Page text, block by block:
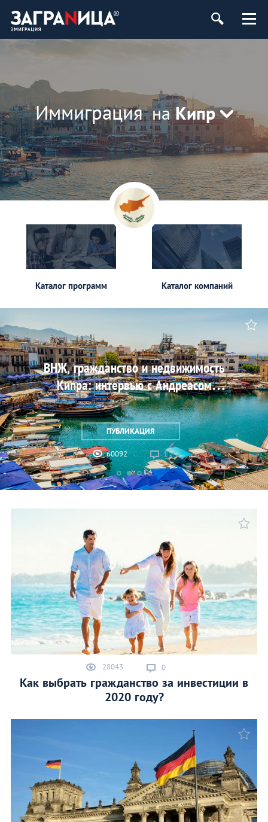
Иммиграция наКипр
Каталог программ Каталог компаний
ВНЖ, гражданство и недвижимость
Кипра: интервью с Андреасом
Сантисом, директором Leptos Estates
ПУБЛИКАЦИЯ
60092 1
28043 0
Как выбрать гражданство за инвестиции в
2020 году?